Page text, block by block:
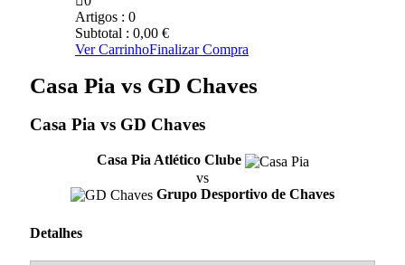
Artigos : 0
Subtotal : 0,00 €
Ver CarrinhoFinalizar Compra
Casa Pia vs GD Chaves
Casa Pia vs GD Chaves
Casa Pia Atlético Clube
vs
Grupo Desportivo de Chaves
Detalhes